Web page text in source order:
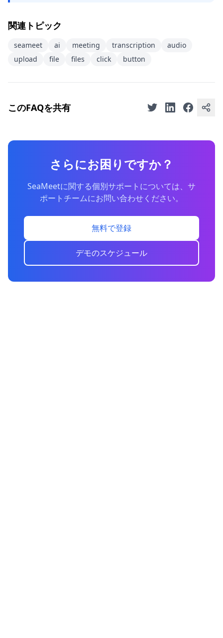
関連トピック
seameet ai meeting transcription
audio
upload
file files click button
このFAQを共有
さらにお困りですか？
SeaMeetに関する個別サポートについては、サ
ポートチームにお問い合わせください。
無料で登録
デモのスケジュール